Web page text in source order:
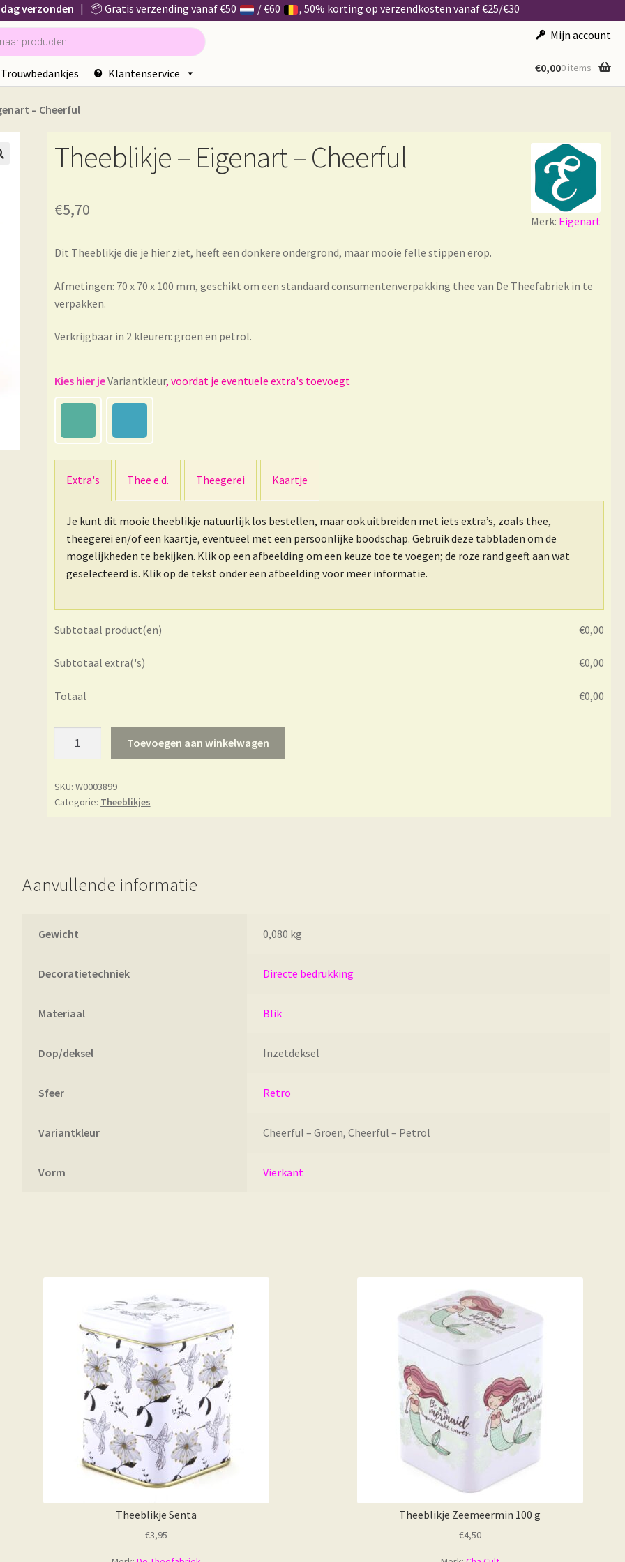
verzonden | 📦 Gratis verzending vanaf €50 / €60
, 50% korting op verzendkosten vanaf €25/€30
Mijn account
Trouwbedankjes Klantenservice €0,000 items
– Cheerful
Merk: Eigenart
Theeblikje – Eigenart – Cheerful
€5,70
Dit Theeblikje die je hier ziet, heeft een donkere ondergrond, maar mooie felle stippen erop.
Afmetingen: 70 x 70 x 100 mm, geschikt om een standaard consumentenverpakking thee van De Theefabriek in te
verpakken.
Verkrijgbaar in 2 kleuren: groen en petrol.
Variantkleur
Extra's Thee e.d. Theegerei Kaartje
Je kunt dit mooie theeblikje natuurlijk los bestellen, maar ook uitbreiden met iets extra’s, zoals thee,
theegerei en/of een kaartje, eventueel met een persoonlijke boodschap. Gebruik deze tabbladen om de
mogelijkheden te bekijken. Klik op een afbeelding om een keuze toe te voegen; de roze rand geeft aan wat
geselecteerd is. Klik op de tekst onder een afbeelding voor meer informatie.
Subtotaal product(en) €0,00
Subtotaal extra('s) €0,00
Totaal €0,00
-
Cheerful
Toevoegen aan winkelwagen
SKU: W0003899
Categorie: Theeblikjes
Aanvullende informatie
Gewicht 0,080 kg
Decoratietechniek Directe bedrukking
Materiaal Blik
Dop/deksel Inzetdeksel
Sfeer Retro
Variantkleur Cheerful – Groen, Cheerful – Petrol
Vorm Vierkant
Theeblikje Senta
€3,95
Theeblikje Zeemeermin 100 g
€4,50